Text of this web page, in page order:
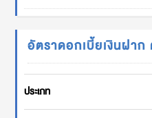
อัตราดอกเบี้ยเงินฝาก
ประเภท